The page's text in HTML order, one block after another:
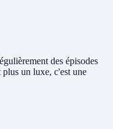
des épisodes
un luxe, c'est une